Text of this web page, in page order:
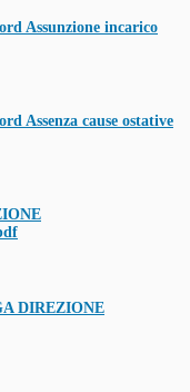
Assunzione incarico
Assenza cause ostative
DIREZIONE